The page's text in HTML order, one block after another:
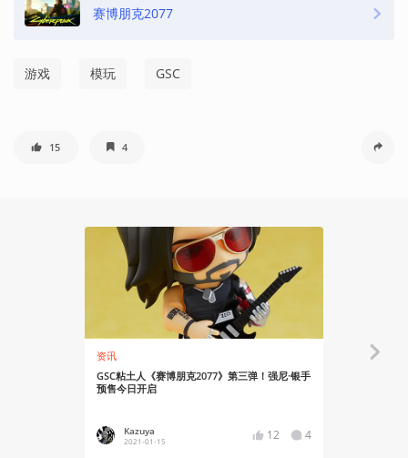
赛博朋克2077
游戏 模玩 GSC
15 4
资讯
GSC粘土人《赛博朋克2077》第三弹！强尼·银手
预售今日开启
Kazuya
2021-01-15 12 4
视觉动物